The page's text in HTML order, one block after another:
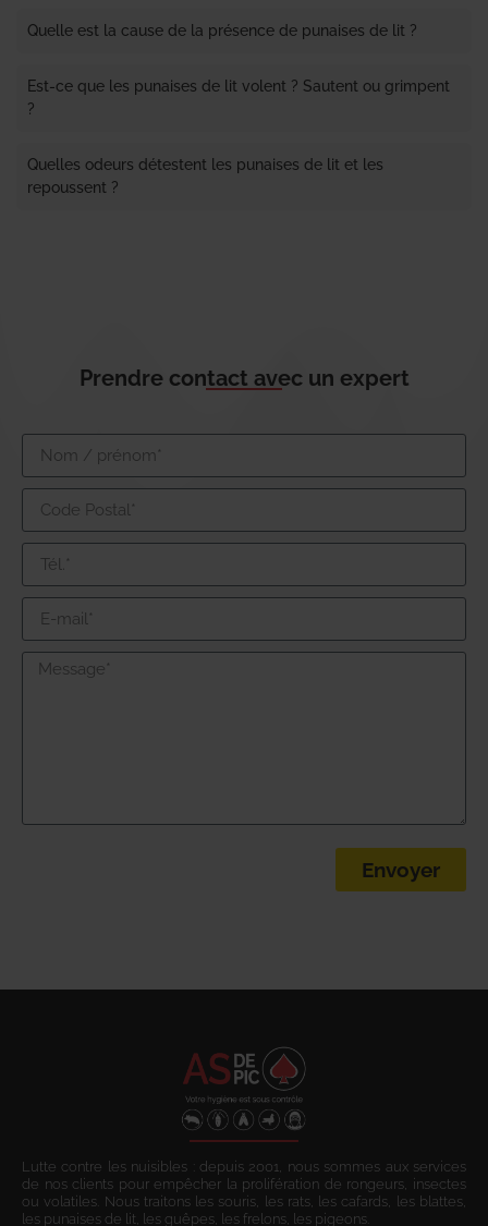
Quelle est la cause de la présence de punaises de lit ?
Est-ce que les punaises de lit volent ? Sautent ou grimpent
?
Quelles odeurs détestent les punaises de lit et les
repoussent ?
Prendre contact avec un expert
Envoyer
Lutte contre les nuisibles : depuis 2001, nous sommes aux services
de nos clients pour empêcher la prolifération de rongeurs, insectes
ou volatiles. Nous traitons les souris, les rats, les cafards, les blattes,
les punaises de lit, les guêpes, les frelons, les pigeons.